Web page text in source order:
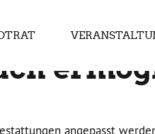
angepasst